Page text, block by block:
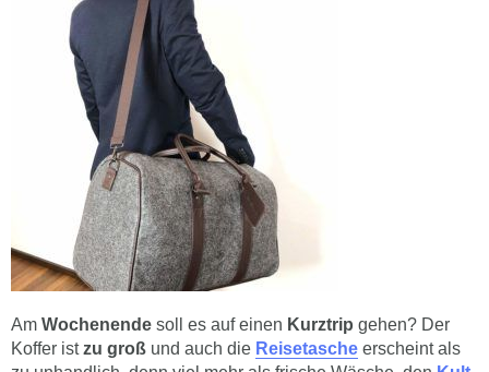
Am Wochenende soll es auf einen Kurztrip gehen? Der
Koffer istzu groß und auch die Reisetasche erscheint als